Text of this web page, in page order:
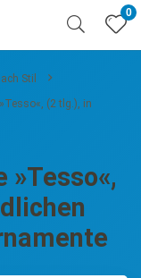
0
Stil
(2 tlg.), in
»Tesso«,